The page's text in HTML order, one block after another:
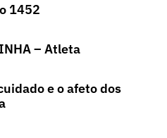
1452
– Atleta
e o afeto dos